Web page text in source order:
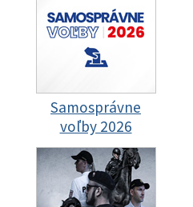
Samosprávne
voľby 2026